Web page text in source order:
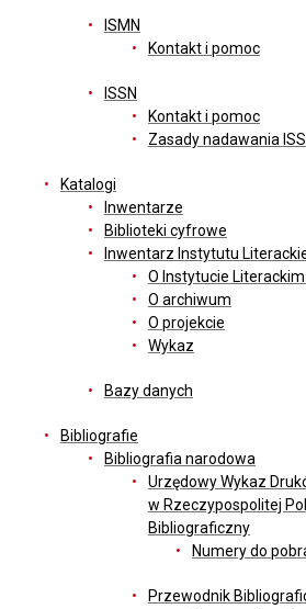
ISMN
Kontakt i pomoc
ISSN
Kontakt i pomoc
Zasady nadawania
Katalogi
Inwentarze
Biblioteki cyfrowe
Inwentarz Instytutu
O Instytucie
O archiwum
O projekcie
Wykaz
Bazy danych
Bibliografie
Bibliografia narodowa
Urzędowy Wykaz
w Rzeczypospolitej
Bibliograficzny
Numery do
Przewodnik